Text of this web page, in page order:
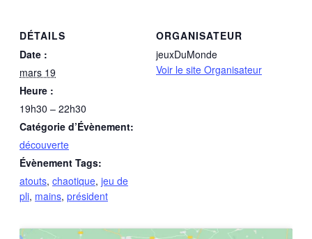
DÉTAILS
Date :
mars 19
Heure :
19h30 – 22h30
Catégorie d’Évènement:
découverte
Évènement Tags:
atouts, chaotique, jeu de
pli, mains, président
ORGANISATEUR
jeuxDuMonde
Voir le site Organisateur